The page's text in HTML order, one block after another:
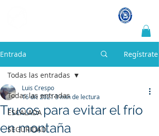
Entrada Regístrate
Todas las entradas
ESCALADA
SEGURIDAD
Todas las entradas
Trucos para evitar el frío
en montaña
Luis Crespo
16 dic 20213 min de lectura